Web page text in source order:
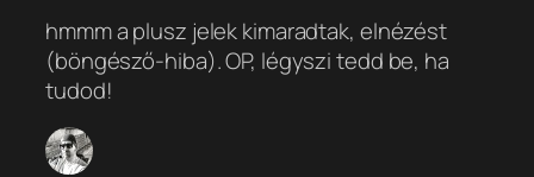
hmmm a plusz jelek kimaradtak, elnézést
(böngésző-hiba). OP, légyszi tedd be, ha
tudod!